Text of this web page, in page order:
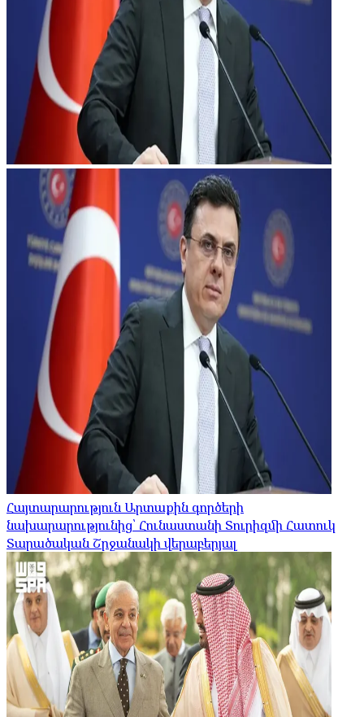
Հայտարարություն Արտաքին գործերի
նախարարությունից՝ Հունաստանի Տուրիզմի Հատուկ
Տարածական Շրջանակի վերաբերյալ